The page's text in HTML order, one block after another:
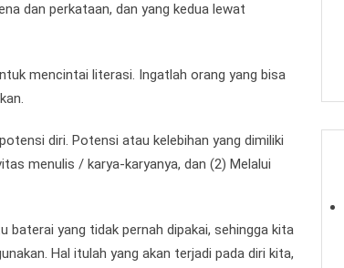
dan perkataan, dan yang kedua lewat
mencintai literasi. Ingatlah orang yang bisa
diri. Potensi atau kelebihan yang dimiliki
menulis / karya-karyanya, dan (2) Melalui
baterai yang tidak pernah dipakai, sehingga kita
Hal itulah yang akan terjadi pada diri kita,